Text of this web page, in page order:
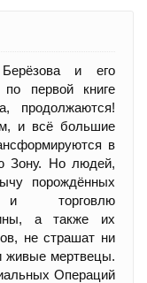
и его
первой книге
продолжаются!
и всё большие
в
Зону. Но людей,
порождённых
и торговлю
а также их
не страшат ни
живые мертвецы.
Операций